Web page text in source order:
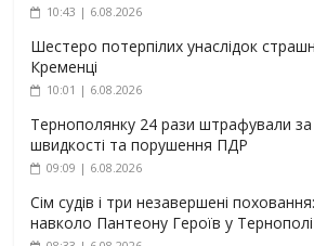
10:43 | 6.08.2026
Шестеро потерпілих унаслідок
Кременці
10:01 | 6.08.2026
Тернополянку 24 рази штрафували
швидкості та порушення ПДР
09:09 | 6.08.2026
Сім судів і три незавершені
навколо Пантеону Героїв у Тернополі